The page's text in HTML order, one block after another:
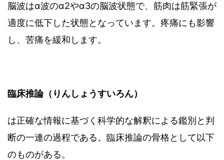
脳波はα波のα2やα3の脳波状態で、筋肉は筋緊張が
適度に低下した状態となっています。疼痛にも影響
し、苦痛を緩和します。
臨床推論（りんしょうすいろん）
は正確な情報に基づく科学的な解釈による鑑別と判
断の一連の過程である。臨床推論の骨格として以下
のものがある。